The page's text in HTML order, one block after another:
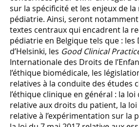
sur la spécificité et les enjeux de
pédiatrie. Ainsi, seront
textes centraux qui encadrent la
pédiatrie en Belgique tels que : les
d’Helsinki, les Good Clinical
Internationale des Droits de
l’éthique biomédicale, les
relatives à la conduite des études
l’éthique clinique en général : la
relative aux droits du patient, la loi
relative à l’expérimentation sur la